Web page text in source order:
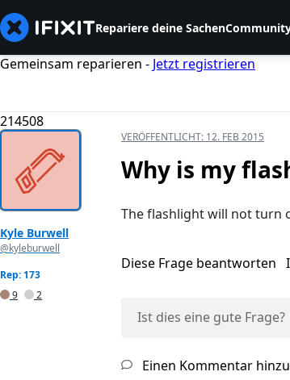
Repariere deine Sachen
Gemeinsam reparieren - Jetzt registrieren
214508
Kyle Burwell
@kyleburwell
Rep: 173
9
2
VERÖFFENTLICHT: 12. FEB 2015
Why is my
The flashlight will not turn
Diese Frage beantworten
Ist dies eine gute Frage?
Einen Kommentar